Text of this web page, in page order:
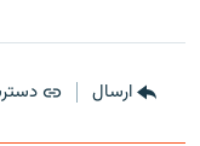
ارسال